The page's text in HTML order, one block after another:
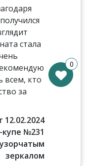
стала
всем, кто
за
12.02.2024
№231
зеркалом
0